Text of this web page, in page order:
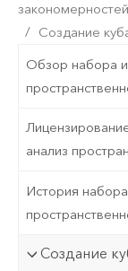
закономерностей
Создание
Обзор набора
анализ
История
Создание